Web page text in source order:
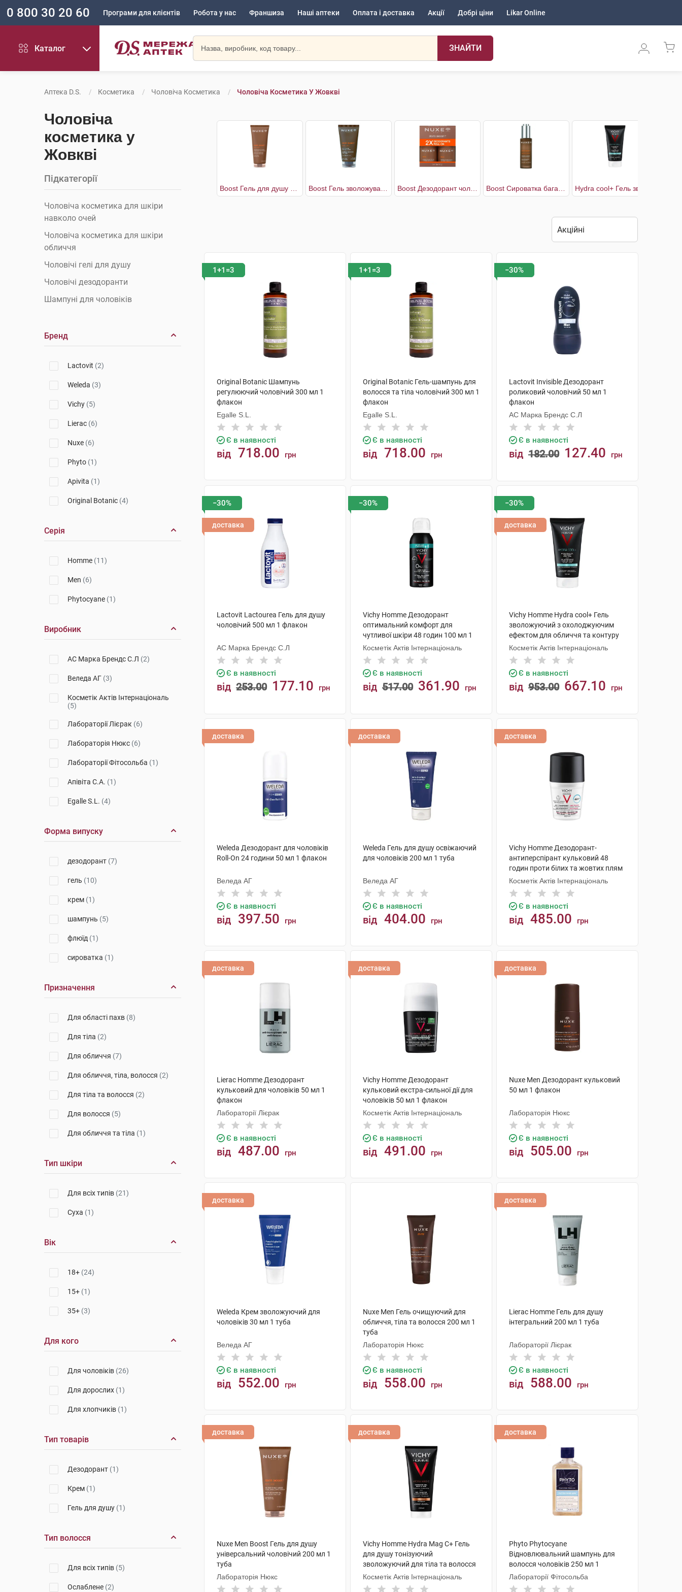
0 800 30 20 60 Програми для клієнтів Робота у нас Франшиза Наші аптеки Оплата і доставка Акції Добрі ціни Likar Online
Каталог ЗНАЙТИ
Аптека D.S. Косметика Чоловіча Косметика Чоловіча Косметика У Жовкві
Чоловіча
косметика у
Жовкві
Підкатегорії
Чоловіча косметика для шкіри
навколо очей
Чоловіча косметика для шкіри
обличчя
Чоловічі гелі для душу
Чоловічі дезодоранти
Шампуні для чоловіків
Бренд
Lactovit (2)
Weleda (3)
Vichy (5)
Lierac (6)
Nuxe (6)
Phyto (1)
Apivita (1)
Original Botanic (4)
Серія
Homme (11)
Men (6)
Phytocyane (1)
Виробник
АС Марка Брендс С.Л (2)
Веледа АГ (3)
Косметік Актів Інтернаціональ
(5)
Лабораторії Лієрак (6)
Лабораторія Нюкс (6)
Лабораторії Фітосольба (1)
Апівіта С.А. (1)
Egalle S.L. (4)
Форма випуску
дезодорант (7)
гель (10)
крем (1)
шампунь (5)
флюїд (1)
сироватка (1)
Призначення
Для області пахв (8)
Для тіла (2)
Для обличчя (7)
Для обличчя, тіла, волосся (2)
Для тіла та волосся (2)
Для волосся (5)
Для обличчя та тіла (1)
Тип шкіри
Для всіх типів (21)
Суха (1)
Вік
18+ (24)
15+ (1)
35+ (3)
Для кого
Для чоловіків (26)
Для дорослих (1)
Для хлопчиків (1)
Тип товарів
Дезодорант (1)
Крем (1)
Гель для душу (1)
Тип волосся
Для всіх типів (5)
Ослаблене (2)
1+1=3
Original Botanic Шампунь
регулюючий чоловічий 300 мл 1
флакон
Egalle S.L.
Є в наявності
від 718.00 грн
1+1=3
Original Botanic Гель-шампунь для
волосся та тіла чоловічий 300 мл 1
флакон
Egalle S.L.
Є в наявності
від 718.00 грн
−30%
Lactovit Invisible Дезодорант
роликовий чоловічий 50 мл 1
флакон
АС Марка Брендс С.Л
Є в наявності
від 182.00 127.40 грн
−30%
доставка
Lactovit Lactourea Гель для душу
чоловічий 500 мл 1 флакон
АС Марка Брендс С.Л
Є в наявності
від 253.00 177.10 грн
−30%
Vichy Homme Дезодорант
оптимальний комфорт для
чутливої шкіри 48 годин 100 мл 1
флакон
Косметік Актів Інтернаціональ
Є в наявності
від 517.00 361.90 грн
−30%
доставка
Vichy Homme Hydra cool+ Гель
зволожуючий з охолоджуючим
ефектом для обличчя та контуру
очей 50 мл 1 туба
Косметік Актів Інтернаціональ
Є в наявності
від 953.00 667.10 грн
доставка
Weleda Дезодорант для чоловіків
Roll-On 24 години 50 мл 1 флакон
Веледа АГ
Є в наявності
від 397.50 грн
доставка
Weleda Гель для душу освіжаючий
для чоловіків 200 мл 1 туба
Веледа АГ
Є в наявності
від 404.00 грн
доставка
Vichy Homme Дезодорант-
антиперспірант кульковий 48
годин проти білих та жовтих плям
на одязі, для чоловіків 50 мл 1
флакон
Косметік Актів Інтернаціональ
Є в наявності
від 485.00 грн
доставка
Lierac Homme Дезодорант
кульковий для чоловіків 50 мл 1
флакон
Лабораторії Лієрак
Є в наявності
від 487.00 грн
доставка
Vichy Homme Дезодорант
кульковий екстра-сильної дії для
чоловіків 50 мл 1 флакон
Косметік Актів Інтернаціональ
Є в наявності
від 491.00 грн
доставка
Nuxe Men Дезодорант кульковий
50 мл 1 флакон
Лабораторія Нюкс
Є в наявності
від 505.00 грн
доставка
Weleda Крем зволожуючий для
чоловіків 30 мл 1 туба
Веледа АГ
Є в наявності
від 552.00 грн
Nuxe Men Гель очищуючий для
обличчя, тіла та волосся 200 мл 1
туба
Лабораторія Нюкс
Є в наявності
від 558.00 грн
доставка
Lierac Homme Гель для душу
інтегральний 200 мл 1 туба
Лабораторії Лієрак
Є в наявності
від 588.00 грн
доставка
Nuxe Men Boost Гель для душу
універсальний чоловічий 200 мл 1
туба
Лабораторія Нюкс
доставка
Vichy Homme Hydra Mag C+ Гель
для душу тонізуючий
зволожуючий для тіла та волосся
200 мл 1 туба
Косметік Актів Інтернаціональ
доставка
Phyto Phytocyane
Відновлювальний шампунь для
волосся чоловіків 250 мл 1
флакон
Лабораторії Фітосольба